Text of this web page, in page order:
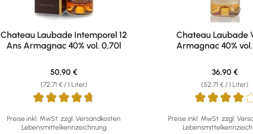
Chateau Laubade Intemporel 12
Ans Armagnac 40% vol. 0,70l
Preise inkl. MwSt. zzgl. Versandkosten
Lebensmittelkennzeichnung
(72,71 € / 1 Liter)
Regulärer Preis:
50,90 €
Chateau Laubade
Armagnac 40%
Preise inkl. MwSt. zzgl.
(52,71 € / 1 Liter)
Regulärer
36,90 €